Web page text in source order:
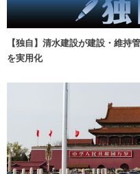
【独自】清水建設が建設・維持
を実用化